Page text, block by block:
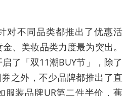
对不同品类都推出了优惠活
、美妆品类力度最为突出。
了「双11潮BUY节」，除了
之外，不少品牌都推出了直
服装品牌UR第二件半价，蕉